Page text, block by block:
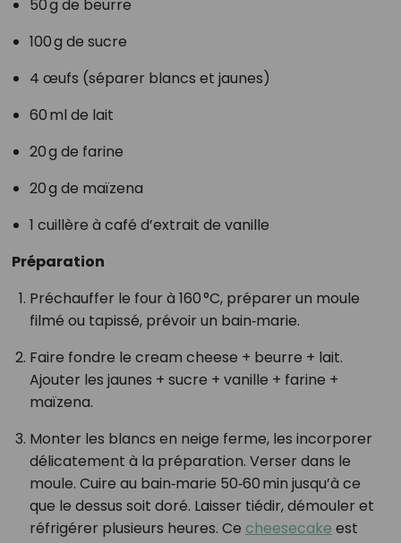
50 g de beurre
100 g de sucre
4 œufs (séparer blancs et jaunes)
60 ml de lait
20 g de farine
20 g de maïzena
1 cuillère à café d’extrait de vanille
Préparation
Préchauffer le four à 160 °C, préparer un moule
filmé ou tapissé, prévoir un bain‑marie.
Faire fondre le cream cheese + beurre + lait.
Ajouter les jaunes + sucre + vanille + farine +
maïzena.
Monter les blancs en neige ferme, les incorporer
délicatement à la préparation. Verser dans le
moule. Cuire au bain‑marie 50‑60 min jusqu’à ce
que le dessus soit doré. Laisser tiédir, démouler et
réfrigérer plusieurs heures. Ce cheesecake est